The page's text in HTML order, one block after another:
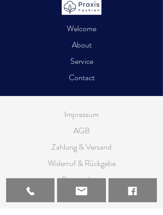
Welcome
About
Service
Contact
Impressum
AGB
Zahlung & Versand
Widerruf & Rückgabe
Datenschutz